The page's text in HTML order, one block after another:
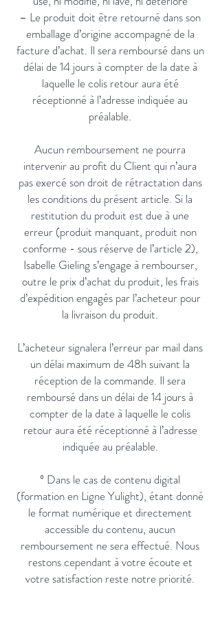
– Le produit doit être retourné dans son
emballage d’origine accompagné de la
facture d’achat. Il sera remboursé dans un
délai de 14 jours à compter de la date à
laquelle le colis retour aura été
réceptionné à l’adresse indiquée au
préalable.
Aucun remboursement ne pourra
intervenir au profit du Client qui n’aura
pas exercé son droit de rétractation dans
les conditions du présent article. Si la
restitution du produit est due à une
erreur (produit manquant, produit non
conforme - sous réserve de l’article 2),
Isabelle Gieling s’engage à rembourser,
outre le prix d’achat du produit, les frais
d’expédition engagés par l’acheteur pour
la livraison du produit.
L’acheteur signalera l’erreur par mail dans
un délai maximum de 48h suivant la
réception de la commande. Il sera
remboursé dans un délai de 14 jours à
compter de la date à laquelle le colis
retour aura été réceptionné à l’adresse
indiquée au préalable.
° Dans le cas de contenu digital
(formation en Ligne Yulight), étant donné
le format numérique et directement
accessible du contenu, aucun
remboursement ne sera effectué. Nous
restons cependant à votre écoute et
votre satisfaction reste notre priorité.